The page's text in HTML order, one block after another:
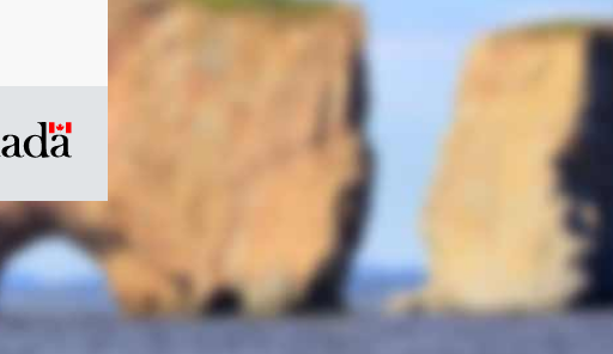
/
du
gouvernement
du